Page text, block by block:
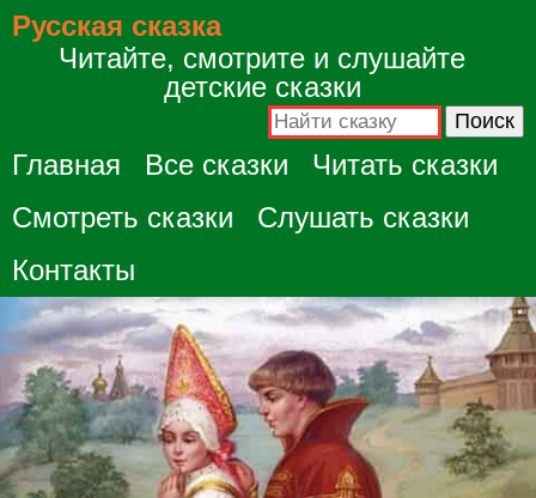
Русская сказка
Читайте, смотрите и слушайте
детские сказки
Главная Все сказки
Читать сказки
Смотреть сказки
Слушать сказки
Контакты